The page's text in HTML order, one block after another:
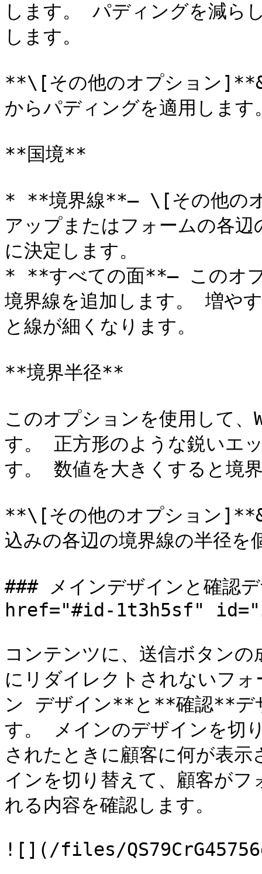
します。 パディングを減ら
します。
**\[その他のオプション
からパディングを適用します
**国境**
* **境界線**– \[その他のオ
アップまたはフォームの各
に決定します。
* **すべての面**– このオプ
境界線を追加します。 増や
と線が細くなります。
**境界半径**
このオプションを使用して
す。 正方形のような鋭いエ
す。 数値を大きくすると境
**\[その他のオプション
込みの各辺の境界線の半径を
### メインデザインと確認
href="#id-1t3h5sf"
コンテンツに、送信ボタン
にリダイレクトされないフ
ン デザイン**と**確認**デ
す。 メインのデザインを切
されたときに顧客に何が表
インを切り替えて、顧客が
れる内容を確認します。
![](/files/